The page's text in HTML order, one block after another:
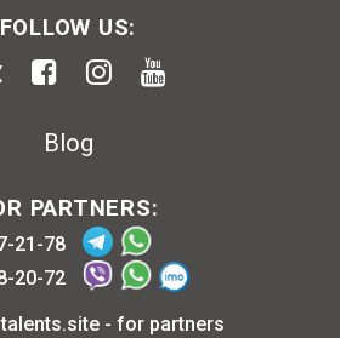
FOLLOW US:
Blog
PARTNERS:
21-78
20-72
- for partners